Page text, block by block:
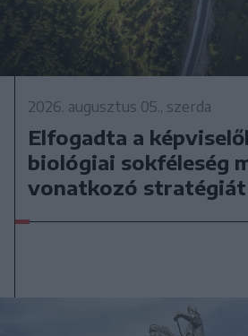
2026. augusztus 05., szerda
Elfogadta a
biológiai sokféleség
vonatkozó stratégiát